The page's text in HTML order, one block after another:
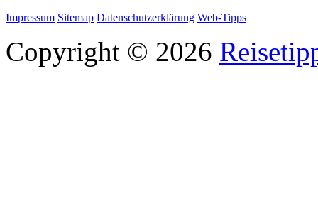
Impressum Sitemap Datenschutzerklärung Web-Tipps
Copyright © 2026